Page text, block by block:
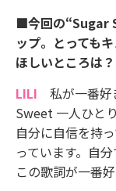
■今回の“Sugar
ップ。とっても
ほしいところは？
LILI
私が一番
Sweet 一人ひと
自分に自信を持
っています。自
この歌詞が一番